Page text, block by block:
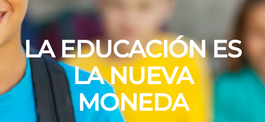
LA EDUCACIÓN ES
LA NUEVA
MONEDA